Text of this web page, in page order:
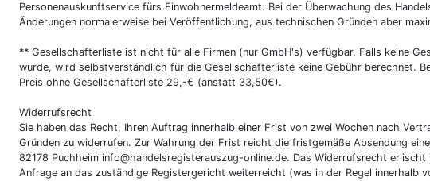
Personenauskunftservice fürs Einwohnermeldeamt. Bei der Überwachung des
Änderungen normalerweise bei Veröffentlichung, aus technischen Gründen aber
** Gesellschafterliste ist nicht für alle Firmen (nur GmbH's) verfügbar. Falls keine
wurde, wird selbstverständlich für die Gesellschafterliste keine Gebühr berechnet.
Preis ohne Gesellschafterliste 29,-€ (anstatt 33,50€).
Widerrufsrecht
Sie haben das Recht, Ihren Auftrag innerhalb einer Frist von zwei Wochen nach
Gründen zu widerrufen. Zur Wahrung der Frist reicht die fristgemäße Absendung
82178 Puchheim info@handelsregisterauszug-online.de. Das Widerrufsrecht erlischt
Anfrage an das zuständige Registergericht weiterreicht (was in der Regel innerhalb